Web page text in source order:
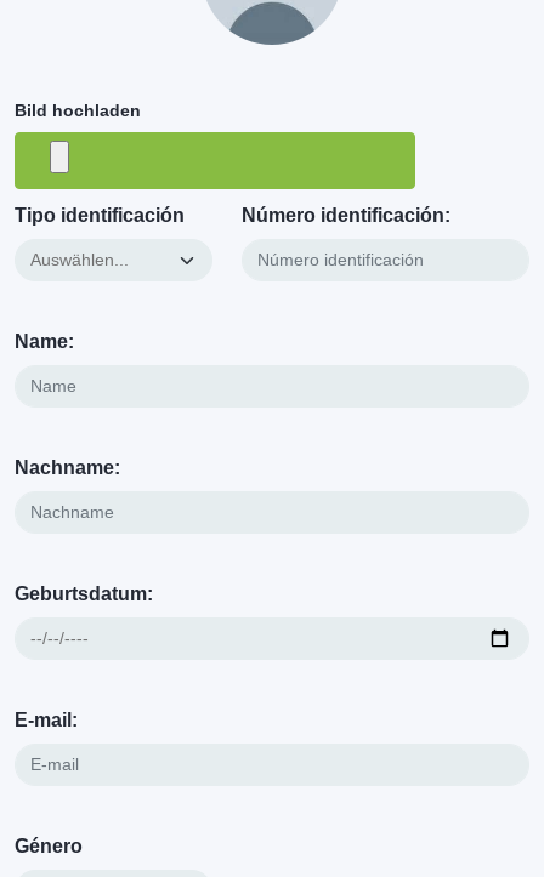
Bild hochladen
Tipo identificación Número identificación:
Name:
Nachname:
Geburtsdatum:
E-mail:
Género